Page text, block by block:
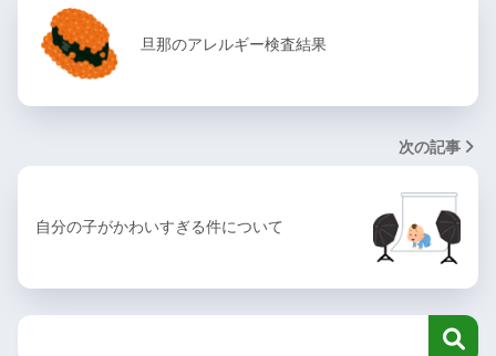
旦那のアレルギー検査結果
次の記事
自分の子がかわいすぎる件について